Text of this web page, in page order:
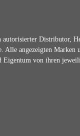
autorisierter Distributor,
Alle angezeigten Marken
von ihren